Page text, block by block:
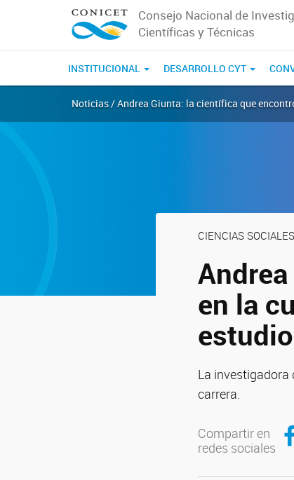
Consejo Nacional de
Científicas y Técnicas
INSTITUCIONAL DESARROLLO CYT
Noticias / Andrea Giunta: la científica que
CIENCIAS
en la
La investigadora
carrera.
Compartir en
redes sociales